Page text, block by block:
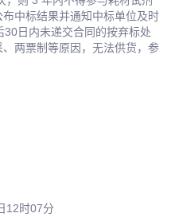
中标结果并通知中标单位及时
日内未递交合同的按弃标处
两票制等原因，无法供货，参
12时07分